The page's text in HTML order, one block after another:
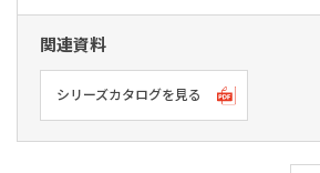
関連資料
シリーズカタログを見る